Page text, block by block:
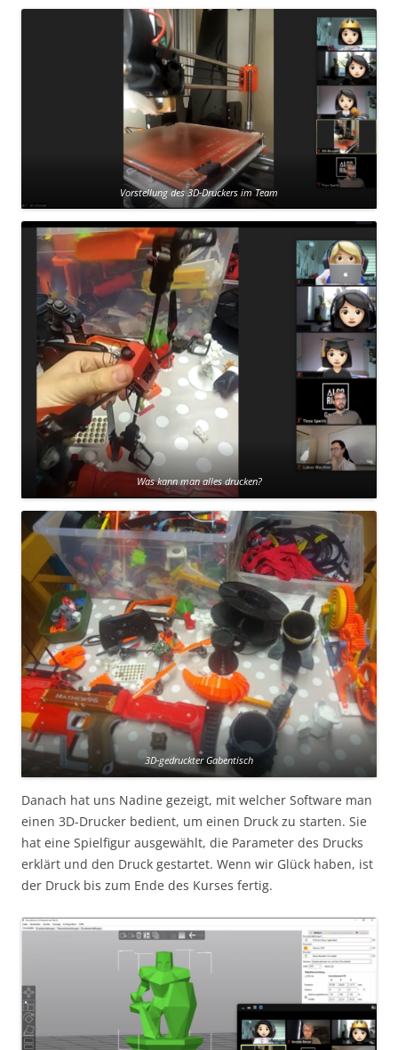
Vorstellung des 3D-Druckers im Team
Was kann man alles drucken?
3D-gedruckter Gabentisch
Danach hat uns Nadine gezeigt, mit welcher Software man
einen 3D-Drucker bedient, um einen Druck zu starten. Sie
hat eine Spielfigur ausgewählt, die Parameter des Drucks
erklärt und den Druck gestartet. Wenn wir Glück haben, ist
der Druck bis zum Ende des Kurses fertig.